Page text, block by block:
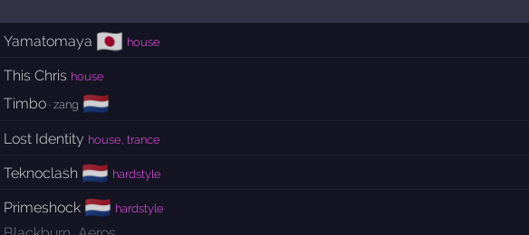
Yamatomaya 🇯🇵 house
This Chris house
Timbo· zang 🇳🇱
Lost Identity house, trance
Teknoclash 🇳🇱 hardstyle
Primeshock 🇳🇱 hardstyle